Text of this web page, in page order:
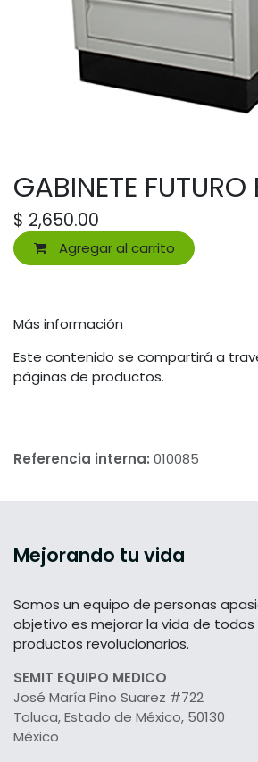
GABINETE
$ 2,650.00
Agregar al carrito
Más información
Este contenido se compartirá a
páginas de productos.
Referencia interna: 010085
Mejorando tu vida
Somos un equipo de personas
objetivo es mejorar la vida de
productos revolucionarios.
SEMIT EQUIPO MEDICO
José María Pino Suarez #722
Toluca, Estado de México, 50130
México